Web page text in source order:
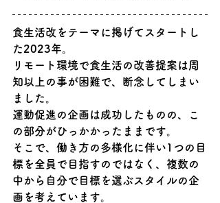
食生活改をテーマに掲げてスタートし
た2023年。
リモート環境で食生活の改善提案は周
知以上の事が困難で、断念してしまい
ました。
運動促進の企画は成功したものの、こ
の部分がひっかかったままです。
そこで、働き方の多様化に伴い1つの目
標を全員で目指すのではなく、複数の
中から自分で目標を選ぶスタイルの企
画を考えています。